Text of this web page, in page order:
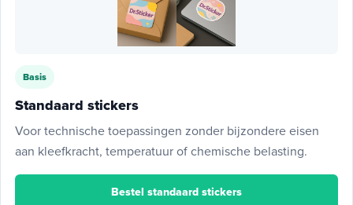
Basis
Standaard stickers
Voor technische toepassingen zonder bijzondere eisen
aan kleefkracht, temperatuur of chemische belasting.
Bestel standaard stickers